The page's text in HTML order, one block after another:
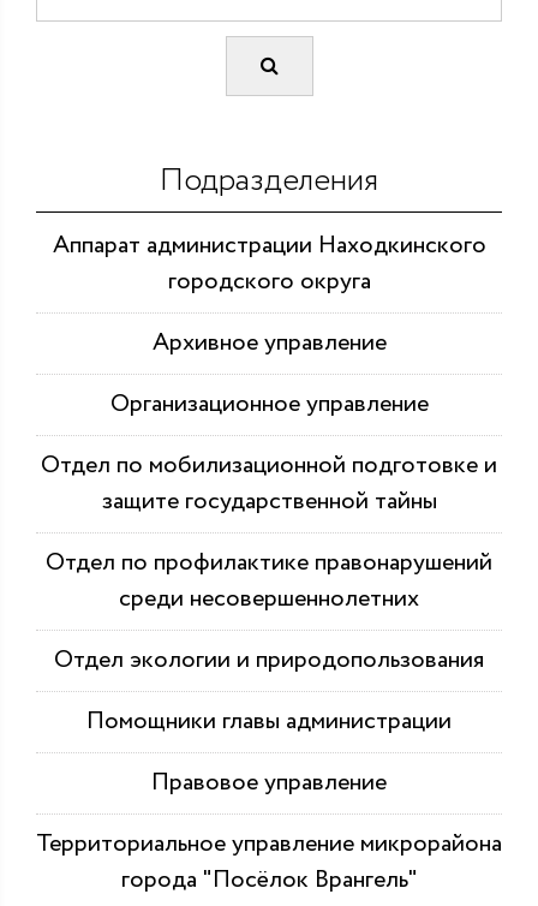
Подразделения
Аппарат администрации Находкинского
городского округа
Архивное управление
Организационное управление
Отдел по мобилизационной подготовке и
защите государственной тайны
Отдел по профилактике правонарушений
среди несовершеннолетних
Отдел экологии и природопользования
Помощники главы администрации
Правовое управление
Территориальное управление микрорайона
города "Посёлок Врангель"